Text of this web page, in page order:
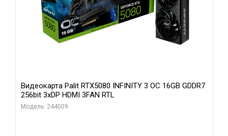
Видеокарта Palit RTX5080 INFINITY 3 OC 16GB GDDR7
256bit 3xDP HDMI 3FAN RTL
Модель: 244009